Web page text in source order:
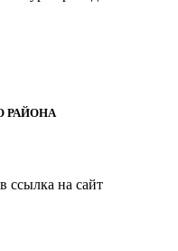
РАЙОНА
ссылка на сайт